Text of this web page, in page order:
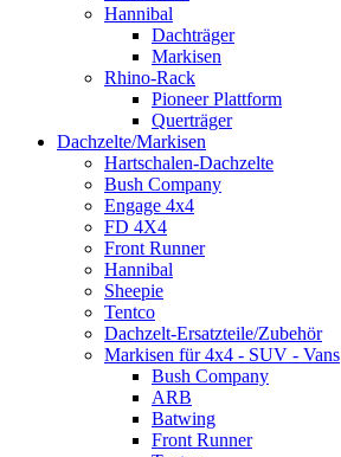
Hannibal
Dachträger
Markisen
Rhino-Rack
Pioneer Plattform
Querträger
Dachzelte/Markisen
Hartschalen-Dachzelte
Bush Company
Engage 4x4
FD 4X4
Front Runner
Hannibal
Sheepie
Tentco
Dachzelt-Ersatzteile/Zubehör
Markisen für 4x4 - SUV - Vans
Bush Company
ARB
Batwing
Front Runner